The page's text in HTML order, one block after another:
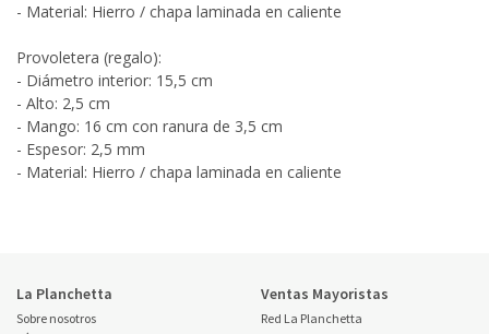
- Material: Hierro / chapa laminada en caliente
Provoletera (regalo):
- Diámetro interior: 15,5 cm
- Alto: 2,5 cm
- Mango: 16 cm con ranura de 3,5 cm
- Espesor: 2,5 mm
- Material: Hierro / chapa laminada en caliente
La Planchetta
Sobre nosotros
Ventas Mayoristas
Red La Planchetta